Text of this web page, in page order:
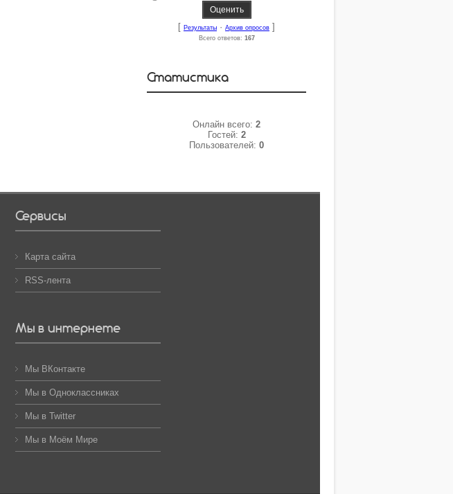
[ Результаты · Архив опросов ]
Всего ответов: 167
Статистика
Онлайн всего: 2
Гостей: 2
Пользователей: 0
Сервисы
Карта сайта
RSS-лента
Мы в интернете
Мы ВКонтакте
Мы в Одноклассниках
Мы в Twitter
Мы в Моём Мире